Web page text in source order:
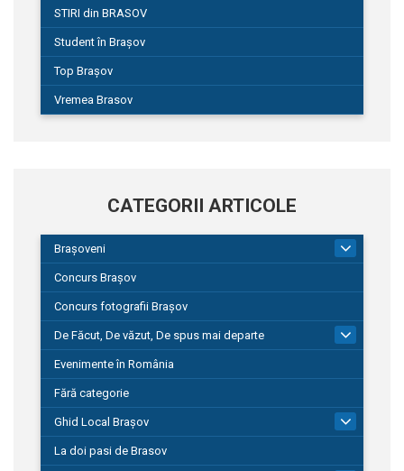
STIRI din BRASOV
Student în Brașov
Top Brașov
Vremea Brasov
CATEGORII ARTICOLE
Brașoveni
Concurs Brașov
Concurs fotografii Brașov
De Făcut, De văzut, De spus mai departe
149
Evenimente în România
Fără categorie
Ghid Local Brașov
La doi pasi de Brasov